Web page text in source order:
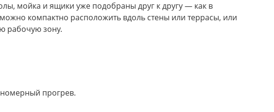
мойка и ящики уже подобраны друг к другу — как в
компактно расположить вдоль стены или террасы, или
рабочую зону.
прогрев.